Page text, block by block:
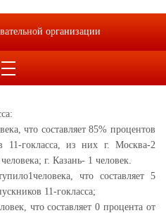
что составляет 85% процентов
11-гокласса, из них г. Москва-2
г. Казань- 1 человек.
что составляет 5
11-гокласса;
что составляет 0 процента от
организации